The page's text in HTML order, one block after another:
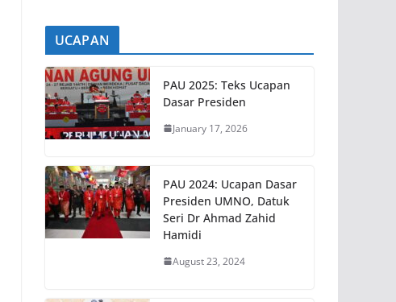
UCAPAN
PAU 2025: Teks Ucapan
Dasar Presiden
January 17, 2026
PAU 2024: Ucapan Dasar
Presiden UMNO, Datuk
Seri Dr Ahmad Zahid
Hamidi
August 23, 2024